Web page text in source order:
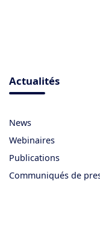
Actualités
News
Webinaires
Publications
Communiqués de